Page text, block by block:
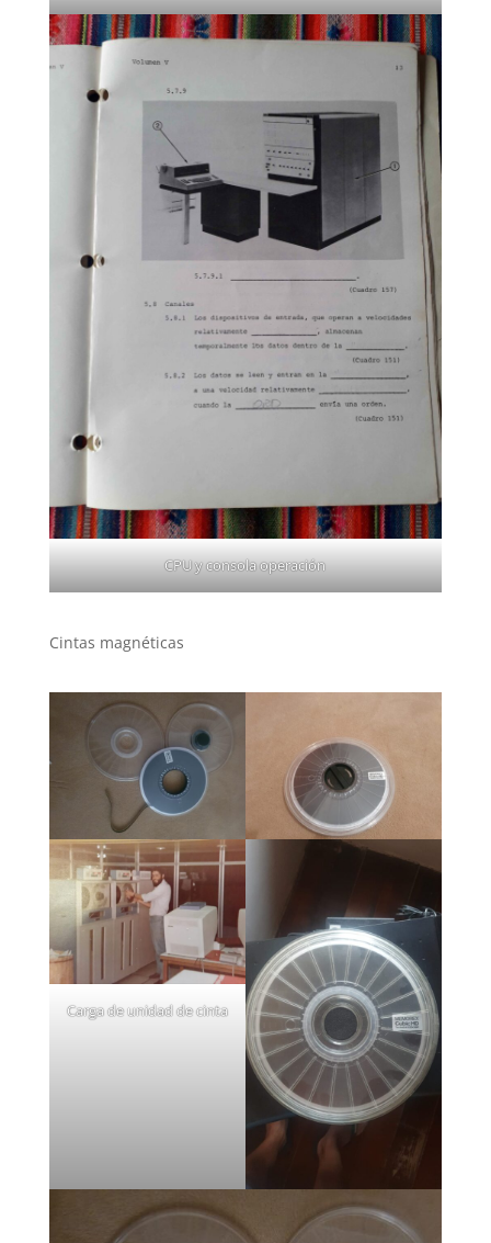
CPU y consola operación
Cintas magnéticas
Carga de unidad de cinta